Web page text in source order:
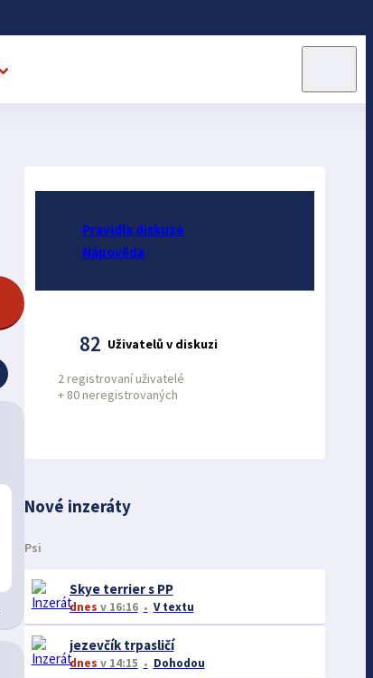
Pravidla diskuze
Nápověda
82 Uživatelů v diskuzi
2 registrovaní uživatelé
+ 80 neregistrovaných
Nové inzeráty
Psi
Skye terrier s PP
dnes v 16:16 V textu
jezevčík trpasličí
dnes v 14:15 Dohodou